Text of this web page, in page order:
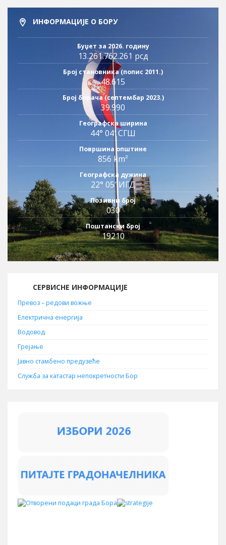
ИНФОРМАЦИЈЕ О БОРУ
Буџет за 2026. годину
13.261.762.261 рсд
Број становника (попис 2011.)
48.615
Број бирача (септембар 2023.)
39.990
Географска ширина
44° 04′ СГШ
Површина општине
856 km²
Географска дужина
22° 05′ ИГД
Позивни број
030
Поштански број
19210
СЕРВИСНЕ ИНФОРМАЦИЈЕ
Превоз – редови вожње
Електрична енергија
Водовод
Грејање
Јавно стамбено предузеће
Служба за катастар непокретности Бор